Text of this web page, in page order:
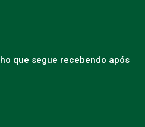
que segue recebendo após